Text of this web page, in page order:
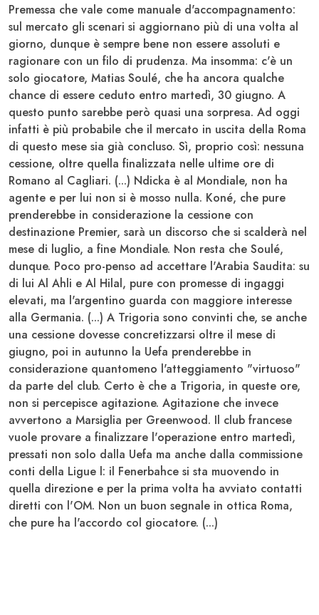
Premessa che vale come manuale d'accompagnamento:
sul mercato gli scenari si aggiornano più di una volta al
giorno, dunque è sempre bene non essere assoluti e
ragionare con un filo di prudenza. Ma insomma: c'è un
solo giocatore, Matias Soulé, che ha ancora qualche
chance di essere ceduto entro martedì, 30 giugno. A
questo punto sarebbe però quasi una sorpresa. Ad oggi
infatti è più probabile che il mercato in uscita della Roma
di questo mese sia già concluso. Sì, proprio così: nessuna
cessione, oltre quella finalizzata nelle ultime ore di
Romano al Cagliari. (...) Ndicka è al Mondiale, non ha
agente e per lui non si è mosso nulla. Koné, che pure
prenderebbe in considerazione la cessione con
destinazione Premier, sarà un discorso che si scalderà nel
mese di luglio, a fine Mondiale. Non resta che Soulé,
dunque. Poco pro-penso ad accettare l'Arabia Saudita: su
di lui Al Ahli e Al Hilal, pure con promesse di ingaggi
elevati, ma l'argentino guarda con maggiore interesse
alla Germania. (...) A Trigoria sono convinti che, se anche
una cessione dovesse concretizzarsi oltre il mese di
giugno, poi in autunno la Uefa prenderebbe in
considerazione quantomeno l'atteggiamento "virtuoso"
da parte del club. Certo è che a Trigoria, in queste ore,
non si percepisce agitazione. Agitazione che invece
avvertono a Marsiglia per Greenwood. Il club francese
vuole provare a finalizzare l'operazione entro martedì,
pressati non solo dalla Uefa ma anche dalla commissione
conti della Ligue l: il Fenerbahce si sta muovendo in
quella direzione e per la prima volta ha avviato contatti
diretti con l'OM. Non un buon segnale in ottica Roma,
che pure ha l'accordo col giocatore. (...)